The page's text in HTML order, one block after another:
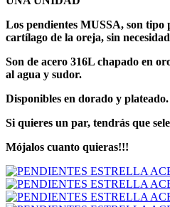
Los pendientes MUSSA, son
cartílago de la oreja, sin
Son de acero 316L chapado en
al agua y sudor.
Disponibles en dorado y
Si quieres un par, tendrás que
Mójalos cuanto quieras!!!